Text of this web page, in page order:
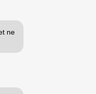
ne